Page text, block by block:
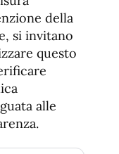
della
si invitano
questo
alle